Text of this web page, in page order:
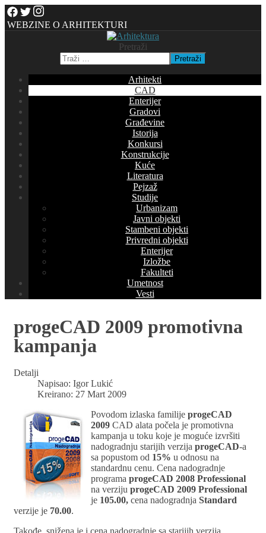
WEBZINE O ARHITEKTURI
Pretraži
Pretraži
Arhitekti
CAD
Enterijer
Gradovi
Građevine
Istorija
Konkursi
Konstrukcije
Kuće
Literatura
Pejzaž
Studije
Urbanizam
Javni objekti
Stambeni objekti
Privredni objekti
Enterijer
Izložbe
Fakulteti
Umetnost
Vesti
progeCAD 2009 promotivna
kampanja
Detalji
Napisao: Igor Lukić
Kreirano: 27 Mart 2009
Povodom izlaska familije progeCAD
2009 CAD alata počela je promotivna
kampanja u toku koje je moguće izvršiti
nadogradnju starijih verzija progeCAD-a
sa popustom od 15% u odnosu na
standardnu cenu. Cena nadogradnje
programa progeCAD 2008 Professional
na verziju progeCAD 2009 Professional
je 105.00, cena nadogradnja Standard
verzije je 70.00.
Takođe, snižena je i cena nadogradnje sa starijih verzija